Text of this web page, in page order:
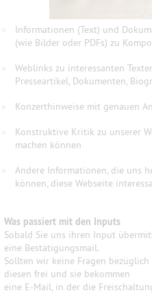
»
Informationen (Text) und
(wie Bilder oder PDFs) zu
»
Weblinks zu interessanten
Presseartikel, Dokumenten,
» Konzerthinweise mit genauen
»
Konstruktive Kritik zu unserer
machen können
»
Andere Informationen, die uns
können, diese Webseite
Was passiert mit den Inputs
Sobald Sie uns ihren Input
eine Bestätigungsmail.
Sollten wir keine Fragen
diesen frei und sie bekommen
eine E-Mail, in der die